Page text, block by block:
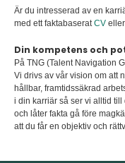
Är du intresserad av en
med ett faktabaseratCV
Din kompetens och
På TNG (Talent Navigation
Vi drivs av vår vision om att
hållbar, framtidssäkrad
i din karriär så ser vi alltid
och låter fakta gå före
att du får en objektiv och